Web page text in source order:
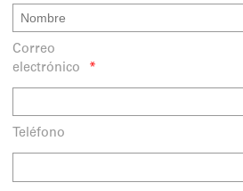
Correo
electrónico
Teléfono